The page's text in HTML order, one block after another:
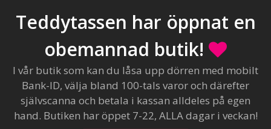
Teddytassen har öppnat en
obemannad butik!
I vår butik som kan du låsa upp dörren med mobilt
Bank-ID, välja bland 100-tals varor och därefter
självscanna och betala i kassan alldeles på egen
hand. Butiken har öppet 7-22, ALLA dagar i veckan!